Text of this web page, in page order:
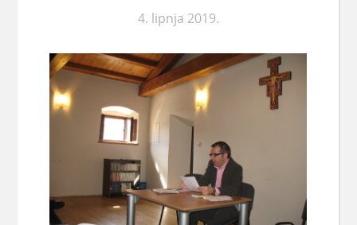
4. lipnja 2019.